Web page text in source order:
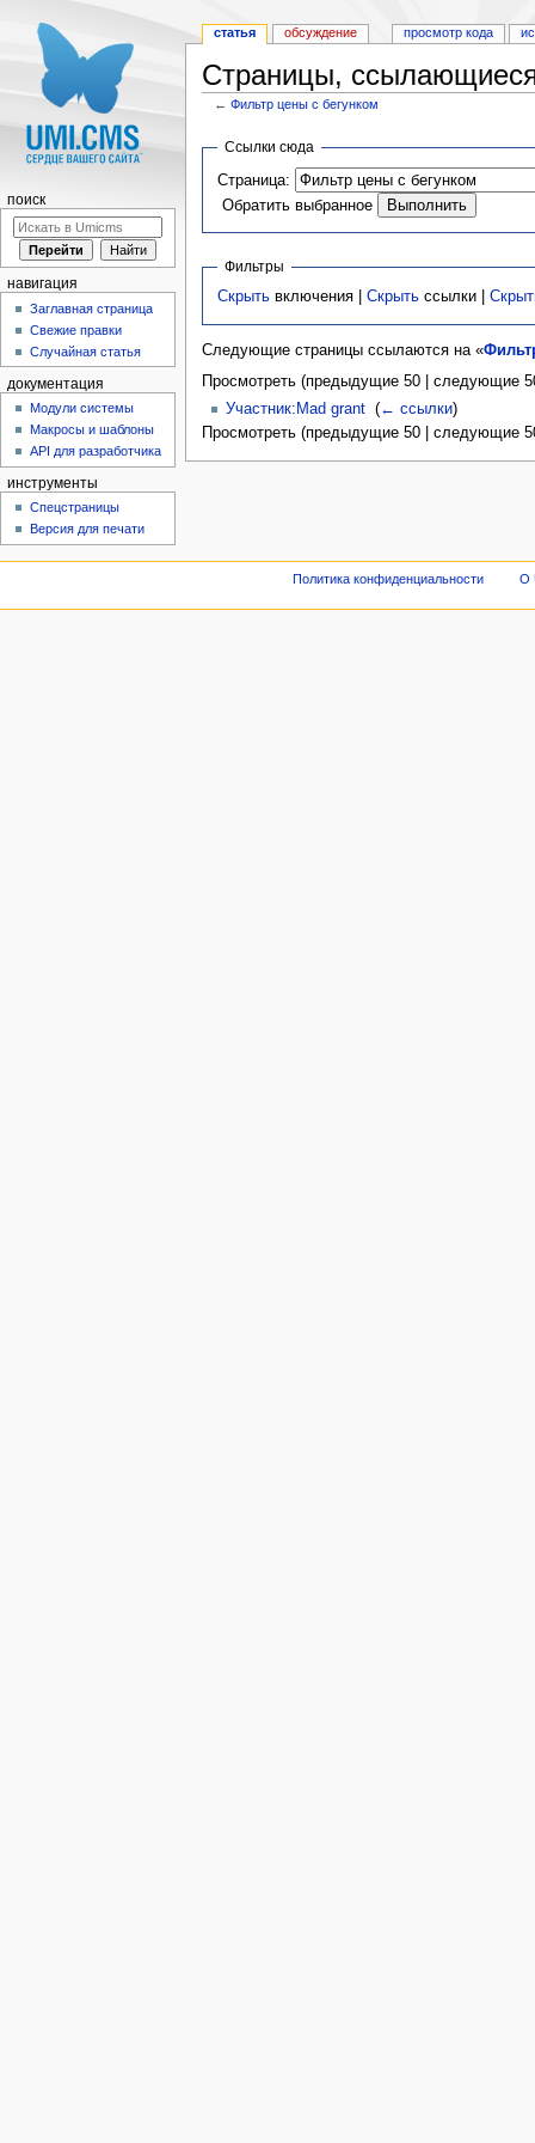
Страницы,
←Фильтр цены с бегунком
Ссылки сюда
Страница:
Обратить выбранное
Фильтры
Скрыть включения |Скрыть ссылки |
Следующие страницы ссылаются на «
Просмотреть (предыдущие 50 | следующие
Участник:Mad grant‎ (← ссылки)
Просмотреть (предыдущие 50 | следующие
статья обсуждение просмотр кода
поиск
навигация
Заглавная страница
Свежие правки
Случайная статья
документация
Модули системы
Макросы и шаблоны
API для разработчика
инструменты
Спецстраницы
Версия для печати
Политика конфиденциальности О